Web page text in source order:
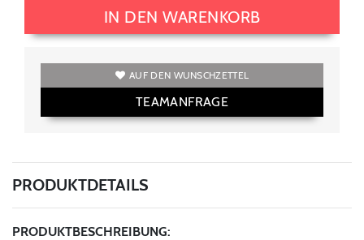
IN DEN WARENKORB
AUF DEN WUNSCHZETTEL
TEAMANFRAGE
PRODUKTDETAILS
PRODUKTBESCHREIBUNG: